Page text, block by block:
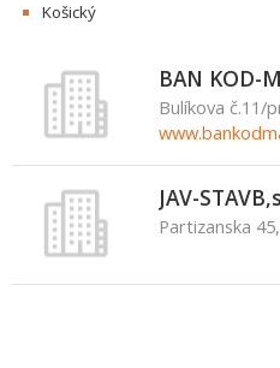
Košický
BAN KOD-
Bulíkova č.11/
JAV-
Partizanska